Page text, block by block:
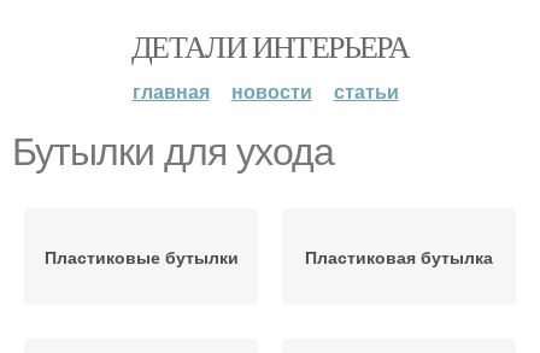
ДЕТАЛИ ИНТЕРЬЕРА
главная новости статьи
Бутылки для ухода
Пластиковые бутылки Пластиковая бутылка